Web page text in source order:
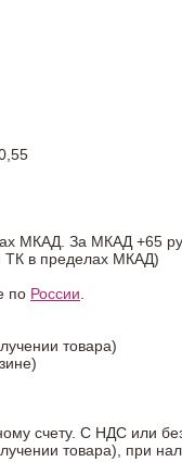
МКАД. За МКАД +65
ТК в пределах МКАД)
по России
товара)
счету. С НДС или
товара), при